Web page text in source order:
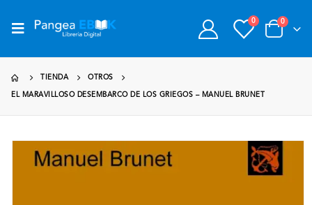
0 0
TIENDA OTROS
EL MARAVILLOSO DESEMBARCO DE LOS GRIEGOS – MANUEL BRUNET